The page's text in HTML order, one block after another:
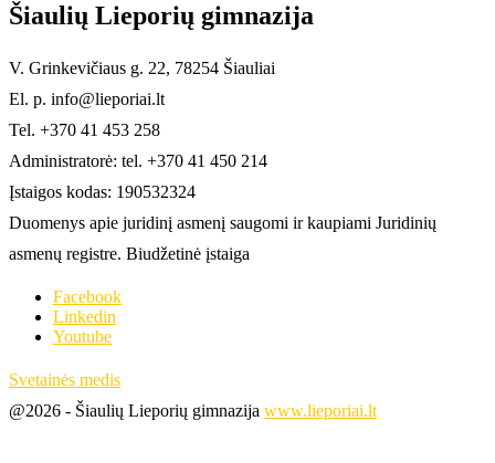
Šiaulių Lieporių gimnazija
V. Grinkevičiaus g. 22, 78254 Šiauliai
El. p. info@lieporiai.lt
Tel. +370 41 453 258
Administratorė: tel. +370 41 450 214
Įstaigos kodas: 190532324
Duomenys apie juridinį asmenį saugomi ir kaupiami Juridinių
asmenų registre. Biudžetinė įstaiga
Facebook
Linkedin
Youtube
Svetainės medis
@2026 - Šiaulių Lieporių gimnazija www.lieporiai.lt